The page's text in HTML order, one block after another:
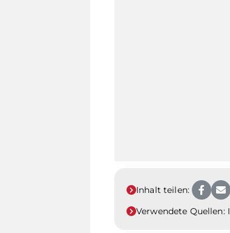
Inhalt teilen:
Verwendete Quellen: